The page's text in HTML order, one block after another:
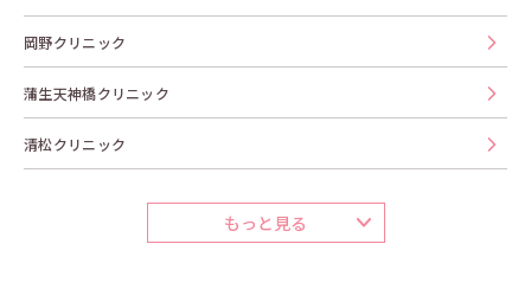
岡野クリニック
蒲生天神橋クリニック
清松クリニック
もっと見る